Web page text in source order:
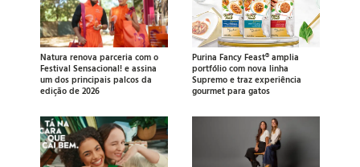
Natura renova parceria com o
Festival Sensacional! e assina
um dos principais palcos da
edição de 2026
Purina Fancy Feast® amplia
portfólio com nova linha
Supremo e traz experiência
gourmet para gatos